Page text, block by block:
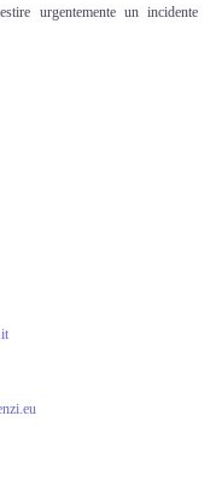
urgentemente un incidente